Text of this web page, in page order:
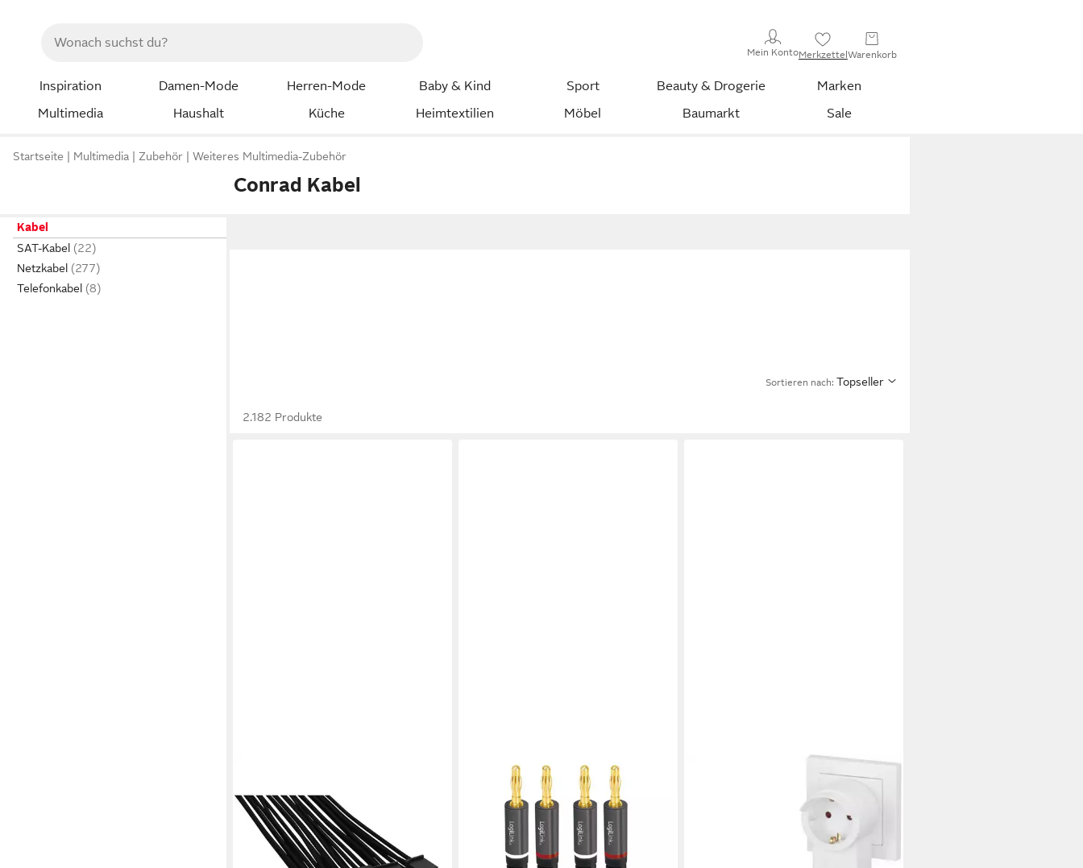
Mein KontoMerkzettelWarenkorb
Inspiration Damen-Mode Herren-Mode Baby & Kind Sport Beauty & Drogerie
Marken
Multimedia
Haushalt Küche Heimtextilien Möbel Baumarkt Sale
Startseite Multimedia Zubehör Weiteres Multimedia-Zubehör
Conrad Kabel
Kabel
SAT-Kabel
Netzkabel
Telefonkabel
Sortieren nach: Topseller
2.182 Produkte